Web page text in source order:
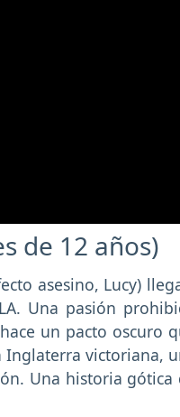
de 12 años)
asesino, Lucy)
Una pasión
un pacto oscuro
Inglaterra victoriana,
Una historia gótica